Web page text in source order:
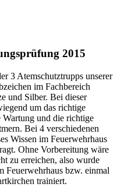
2015
3 Atemschutztrupps unserer
im Fachbereich
und Silber. Bei dieser
um das richtige
und die richtige
Bei 4 verschiedenen
Wissen im Feuerwehrhaus
Ohne Vorbereitung wäre
zu erreichen, also wurde
Feuerwehrhaus bzw. einmal
trainiert.